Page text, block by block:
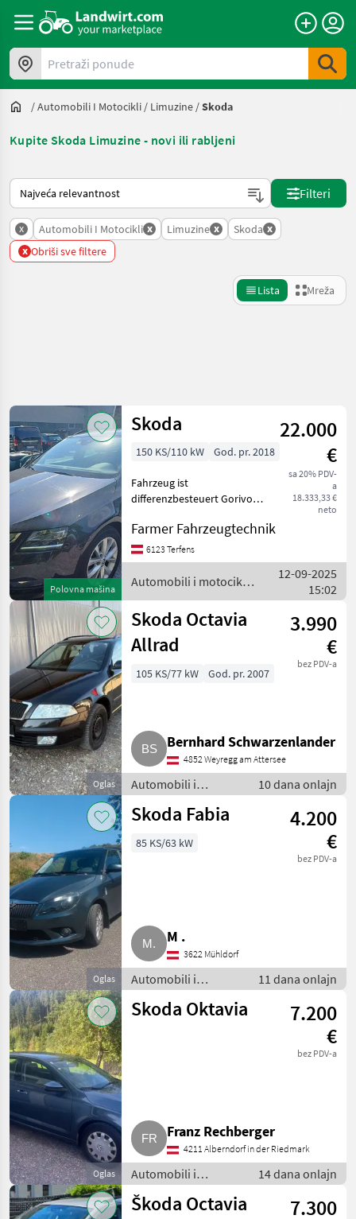
Pretraži ponude
/Automobili I Motocikli / Limuzine /Skoda
Kupite Skoda Limuzine - novi ili rabljeni
Način na koji sortira Landwirt.com
Filteri
x Automobili I Motocikli x Limuzine x Skoda x
x Obriši sve filtere
Lista Mreža
Kategorija 4 Država
TRENUTNA
PUTANJA
Auto,
kamion,
moped
Automobili I
Motocikli
Limuzine
Skoda
IZABERITE
KATEGORIJU
Skoda
Mercedes
Ford
Nissan
Prikaži
sve
(18)
MARKETPLACE
Marketplace
Ponude
trgovaca
Oglasi
Resetuj
Prikaži
29
rezultata
Polovna mašina
Skoda
22.000
€
sa 20% PDV-
a
18.333,33 €
neto
150 KS/110 kW God. pr. 2018
Fahrzeug ist
differenzbesteuert Gorivo:
Gorivo: , ABS, Zračni jastuk
(airbag), Aluminjski
naplatci, 5 vrata, :
Automatski pogon
Farmer Fahrzeugtechnik
6123 Terfens
Automobili i motocikli
/ Skoda
12-09-2025
15:02
Oglas
Skoda Octavia
Allrad
3.990
€
bez PDV-a
105 KS/77 kW God. pr. 2007
Bernhard Schwarzenlander
4852 Weyregg am Attersee
Automobili i
motocikli / Limuzine
10 dana onlajn
Oglas
Skoda Fabia
4.200
€
bez PDV-a
85 KS/63 kW
M .
3622 Mühldorf
Automobili i
motocikli / Limuzine
11 dana onlajn
Oglas
Skoda Oktavia
7.200
€
bez PDV-a
Franz Rechberger
4211 Alberndorf in der Riedmark
Automobili i
motocikli / Limuzine
14 dana onlajn
Škoda Octavia
7.300